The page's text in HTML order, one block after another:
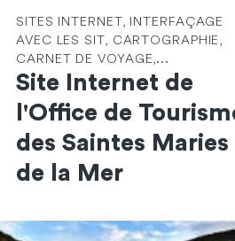
SITES INTERNET, INTERFAÇAGE
AVEC LES SIT, CARTOGRAPHIE,
CARNET DE VOYAGE,...
Site Internet de
l'Office de
des Saintes Maries
de la Mer